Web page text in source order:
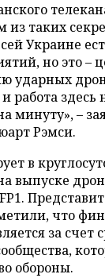
из таких
Украине
но это –
ударных
работа здесь
минуту», –
Рэмси.
в
выпуске
что
за счет
обороны.